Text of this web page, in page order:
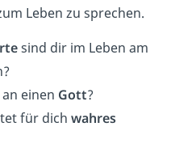
Leben zu sprechen.
sind dir im Leben am
einen Gott?
für dich wahres